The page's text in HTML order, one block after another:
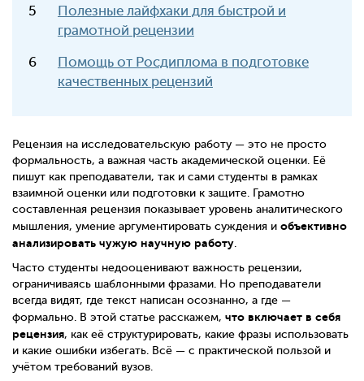
Полезные лайфхаки для быстрой и
грамотной рецензии
Помощь от Росдиплома в подготовке
качественных рецензий
Рецензия на исследовательскую работу — это не просто
формальность, а важная часть академической оценки. Её
пишут как преподаватели, так и сами студенты в рамках
взаимной оценки или подготовки к защите. Грамотно
составленная рецензия показывает уровень аналитического
мышления, умение аргументировать суждения и объективно
анализировать чужую научную работу.
Часто студенты недооценивают важность рецензии,
ограничиваясь шаблонными фразами. Но преподаватели
всегда видят, где текст написан осознанно, а где —
формально. В этой статье расскажем, что включает в себя
рецензия, как её структурировать, какие фразы использовать
и какие ошибки избегать. Всё — с практической пользой и
учётом требований вузов.